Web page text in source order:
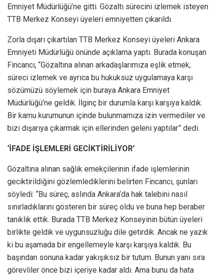
Emniyet Müdürlüğü’ne gitti. Gözaltı sürecini izlemek isteyen
TTB Merkez Konseyi üyeleri emniyetten çıkarıldı.
Zorla dışarı çıkartılan TTB Merkez Konseyi üyeleri Ankara
Emniyeti Müdürlüğü önünde açıklama yaptı. Burada konuşan
Fincancı, “Gözaltına alınan arkadaşlarımıza eşlik etmek,
süreci izlemek ve ayrıca bu hukuksuz uygulamaya karşı
sözümüzü söylemek için buraya Ankara Emniyet
Müdürlüğü’ne geldik. İlginç bir durumla karşı karşıya kaldık.
Bir kamu kurumunun içinde bulunmamıza izin vermediler ve
bizi dışarıya çıkarmak için ellerinden geleni yaptılar” dedi.
‘İFADE İŞLEMLERİ GECİKTİRİLİYOR’
Gözaltına alınan sağlık emekçilerinin ifade işlemlerinin
geciktirildiğini gözlemlediklerini belirten Fincancı, şunları
söyledi: “Bu süreç, aslında Ankara’da hak talebini nasıl
sınırladıklarını gösteren bir süreç oldu ve buna hep beraber
tanıklık ettik. Burada TTB Merkez Konseyinin bütün üyeleri
birlikte geldik ve uygunsuzluğu dile getirdik. Ancak ne yazık
ki bu aşamada bir engellemeyle karşı karşıya kaldık. Bu
başından sonuna kadar yakışıksız bir tutum. Bunun yanı sıra
görevliler önce bizi içeriye kadar aldı. Ama bunu da hata